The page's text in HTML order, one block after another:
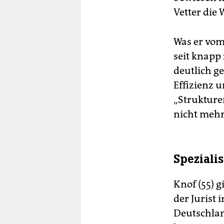
Vetter die
Was er
seit
deutlich
Effizienz
nicht mehr
Knof (55)
der Jurist